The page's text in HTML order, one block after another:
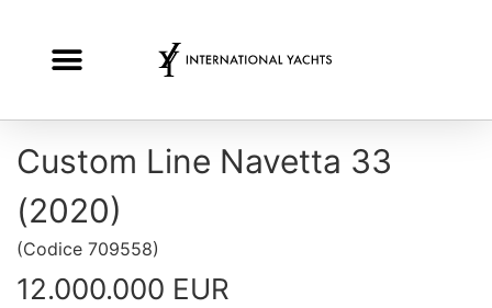
Custom Line Navetta 33
(2020)
(Codice 709558)
12.000.000 EUR